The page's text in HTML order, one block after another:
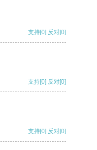
支持[0] 反对[0]
支持[0] 反对[0]
支持[0] 反对[0]